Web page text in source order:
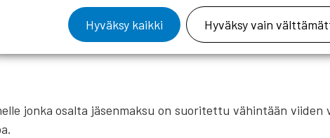
jolla pisteytysohjeen mukaisesti täyttyy 20 pisteen
jonka osalta jäsenmaksu on suoritettu vähintään
Hyväksy kaikki Hyväksy vain